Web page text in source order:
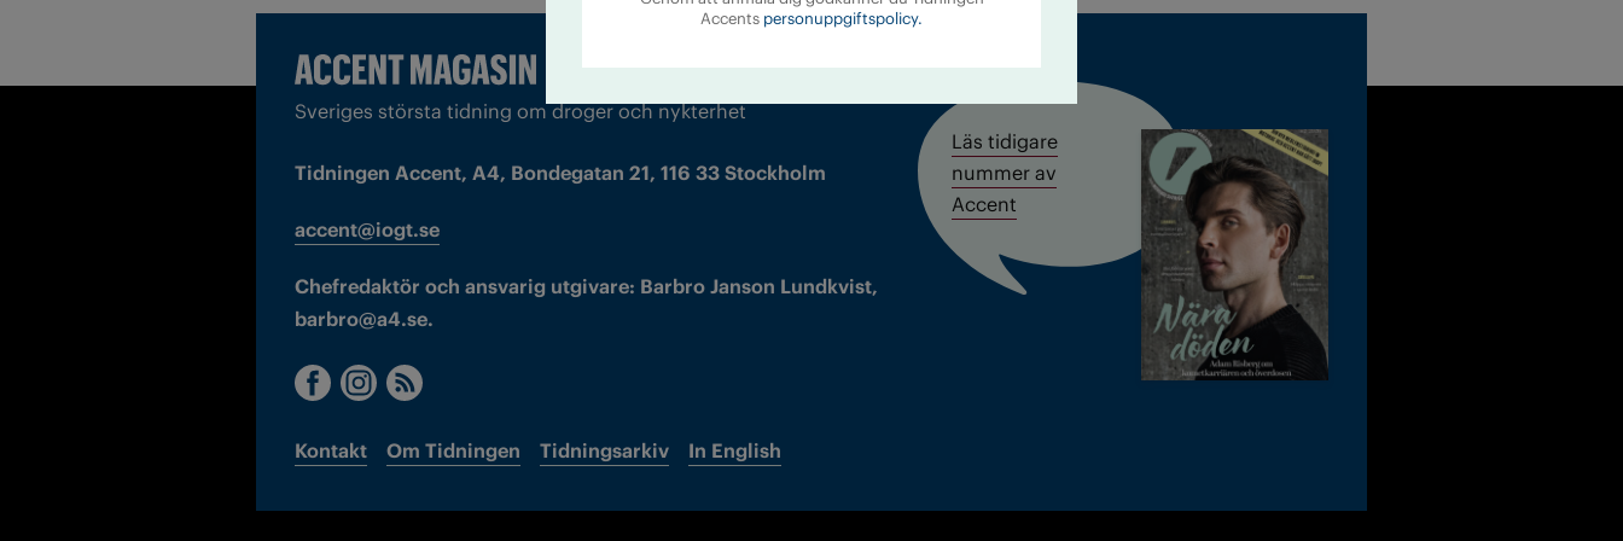
Sveriges största tidning om droger och nykterhet
Tidningen Accent, A4, Bondegatan 21, 116 33 Stockholm
accent@iogt.se
Chefredaktör och ansvarig utgivare: Barbro Janson Lundkvist,
barbro@a4.se.
Kontakt Om Tidningen Tidningsarkiv In English
Läs tidigare
nummer av
Accent
Accents personuppgiftspolicy.